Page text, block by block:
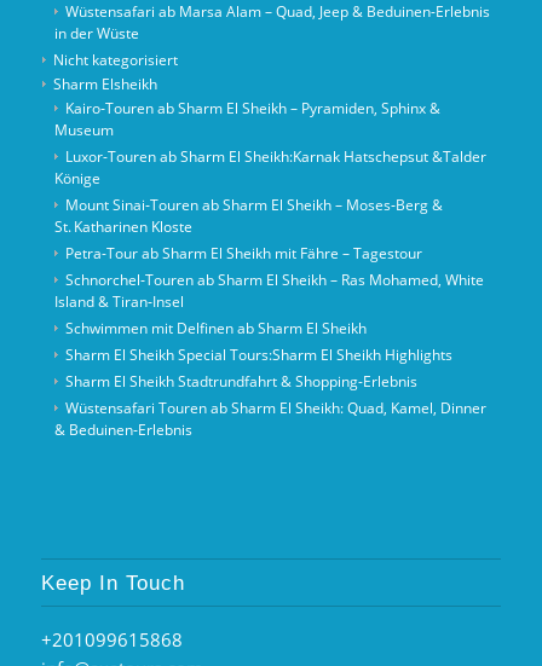
Wüstensafari ab Marsa Alam – Quad, Jeep & Beduinen-Erlebnis
in der Wüste
Nicht kategorisiert
Sharm Elsheikh
Kairo‑Touren ab Sharm El Sheikh – Pyramiden, Sphinx &
Museum
Luxor-Touren ab Sharm El Sheikh:Karnak Hatschepsut &Talder
Könige
Mount Sinai‑Touren ab Sharm El Sheikh – Moses‑Berg &
St. Katharinen Kloste
Petra-Tour ab Sharm El Sheikh mit Fähre – Tagestour
Schnorchel‑Touren ab Sharm El Sheikh – Ras Mohamed, White
Island & Tiran‑Insel
Schwimmen mit Delfinen ab Sharm El Sheikh
Sharm El Sheikh Special Tours:Sharm El Sheikh Highlights
Sharm El Sheikh Stadtrundfahrt & Shopping-Erlebnis
Wüstensafari Touren ab Sharm El Sheikh: Quad, Kamel, Dinner
& Beduinen‑Erlebnis
Keep In Touch
+201099615868